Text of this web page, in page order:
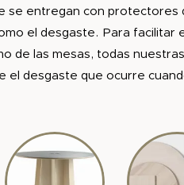
se entregan con protectores
el desgaste. Para facilitar
de las mesas, todas
el desgaste que ocurre